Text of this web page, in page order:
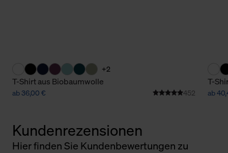
+2
T-Shirt aus Biobaumwolle
ab 36,00 € 452
T-
ab
Kundenrezensionen
Hier finden Sie Kundenbewertungen zu